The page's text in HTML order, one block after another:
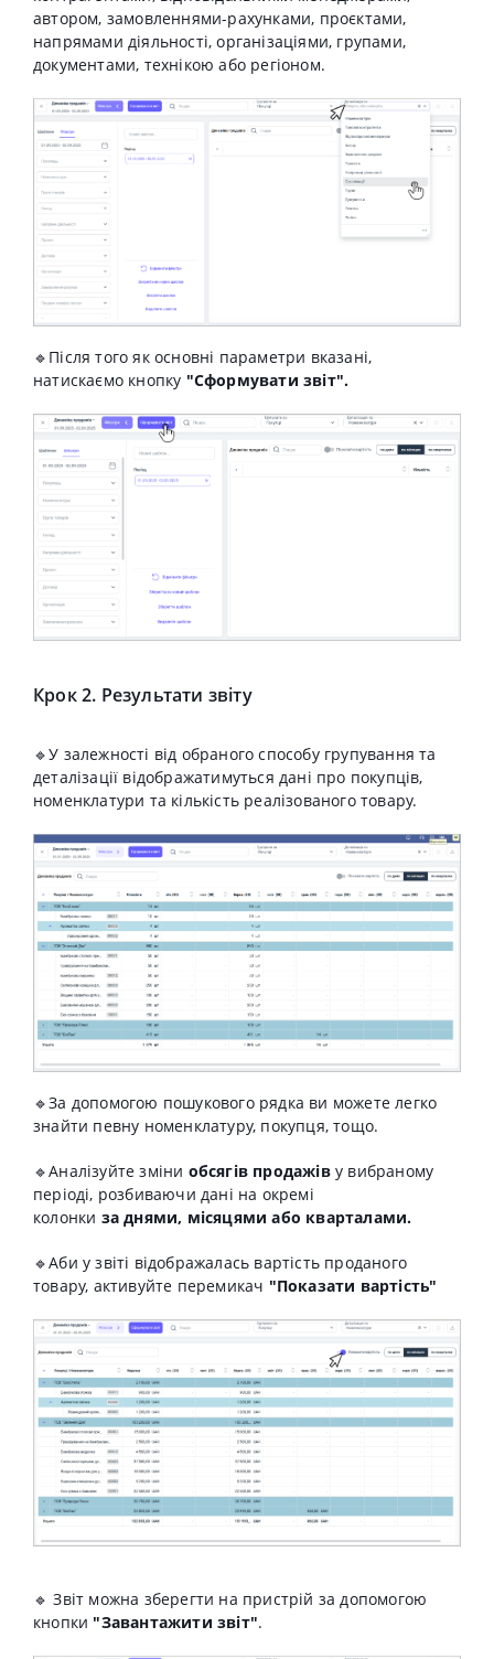
автором, замовленнями-рахунками, проєктами,
напрямами діяльності, організаціями, групами,
документами, технікою або регіоном.
🔹Після того як основні параметри вказані,
натискаємо кнопку "Сформувати звіт".
Крок 2. Результати звіту
🔹У залежності від обраного способу групування та
деталізації відображатимуться дані про покупців,
номенклатури та кількість реалізованого товару.
🔹За допомогою пошукового рядка ви можете легко
знайти певну номенклатуру, покупця, тощо.
🔹Аналізуйте зміни обсягів продажіву вибраному
періоді, розбиваючи дані на окремі
колонки заднями, місяцями або кварталами.
🔹Аби у звіті відображалась вартість проданого
товару, активуйте перемикач "Показати вартість"
🔹 Звіт можна зберегти на пристрій за допомогою
кнопки "Завантажити звіт".